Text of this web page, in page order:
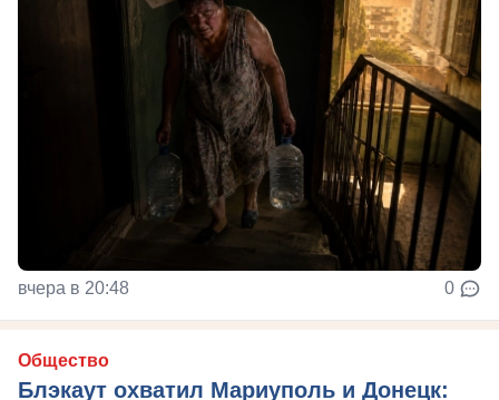
вчера в 20:48 0
Общество
Блэкаут охватил Мариуполь и Донецк: